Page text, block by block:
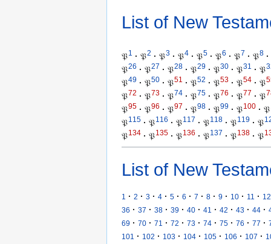
List of New
𝔓1 · 𝔓2 · 𝔓3 · 𝔓4 · 𝔓5 · 𝔓6 · 𝔓7 · 𝔓8 ·
𝔓26 · 𝔓27 · 𝔓28 · 𝔓29 · 𝔓30 · 𝔓31 · 𝔓
𝔓49 · 𝔓50 · 𝔓51 · 𝔓52 · 𝔓53 · 𝔓54 · 𝔓
𝔓72 · 𝔓73 · 𝔓74 · 𝔓75 · 𝔓76 · 𝔓77 · 𝔓
𝔓95 · 𝔓96 · 𝔓97 · 𝔓98 · 𝔓99 · 𝔓100 · 𝔓
𝔓115 · 𝔓116 · 𝔓117 · 𝔓118 · 𝔓119 · 𝔓
𝔓134 · 𝔓135 · 𝔓136 · 𝔓137 · 𝔓138 · 𝔓
List of New
1 · 2 · 3 · 4 · 5 · 6 · 7 · 8 · 9 · 10 · 11 · 12
36 · 37 · 38 · 39 · 40 · 41 · 42 · 43 · 44 ·
69 · 70 · 71 · 72 · 73 · 74 · 75 · 76 · 77 ·
101
· 102 · 103 · 104 · 105 · 106 · 107 ·